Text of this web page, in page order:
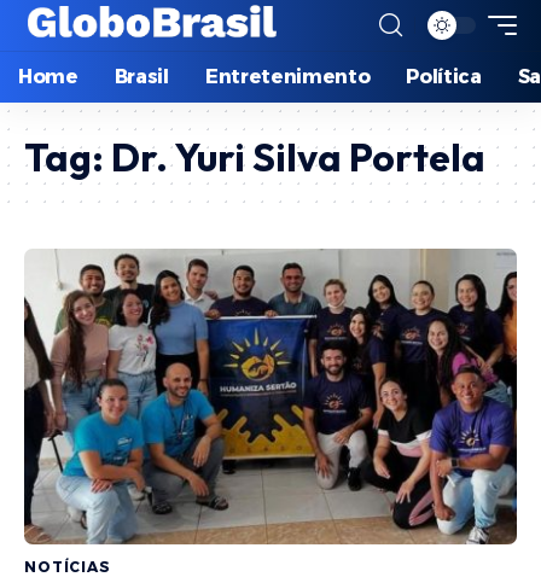
Home Brasil Entretenimento Política
Tag: Dr. Yuri Silva Portela
NOTÍCIAS